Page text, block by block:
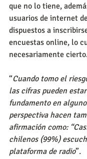
que no lo tiene,
usuarios de internet
dispuestos a
encuestas online, lo
necesariamente
“Cuando tomo el
las cifras pueden
fundamento en
perspectiva hacen
afirmación como:
chilenos (99%)
plataforma de radio”.